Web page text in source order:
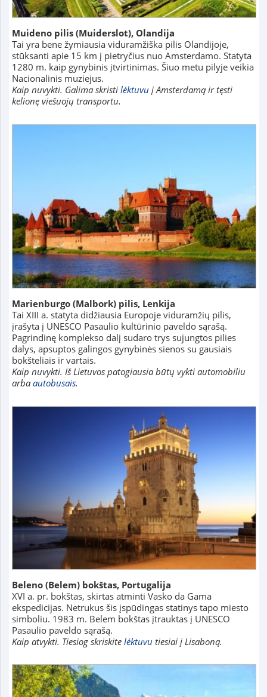
Muideno pilis (Muiderslot), Olandija
Tai yra bene žymiausia viduramžiška pilis Olandijoje,
stūksanti apie 15 km į pietryčius nuo Amsterdamo. Statyta
1280 m. kaip gynybinis įtvirtinimas. Šiuo metu pilyje veikia
Nacionalinis muziejus.
Kaip nuvykti. Galima skristi lėktuvu į Amsterdamą ir tęsti
kelionę viešuojų transportu.
Marienburgo (Malbork) pilis, Lenkija
Tai XIII a. statyta didžiausia Europoje viduramžių pilis,
įrašyta į UNESCO Pasaulio kultūrinio paveldo sąrašą.
Pagrindinę komplekso dalį sudaro trys sujungtos pilies
dalys, apsuptos galingos gynybinės sienos su gausiais
bokšteliais ir vartais.
Kaip nuvykti. Iš Lietuvos patogiausia būtų vykti automobiliu
arba autobusais.
Beleno (Belem) bokštas, Portugalija
XVI a. pr. bokštas, skirtas atminti Vasko da Gama
ekspedicijas. Netrukus šis įspūdingas statinys tapo miesto
simboliu. 1983 m. Belem bokštas įtrauktas į UNESCO
Pasaulio paveldo sąrašą.
Kaip atvykti. Tiesiog skriskite lėktuvu tiesiai į Lisaboną.